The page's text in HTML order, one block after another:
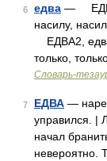
6 едва —
насилу,
ЕДВА2,
только,
Словарь-
7 ЕДВА —
управился. |
начал
невероятно.